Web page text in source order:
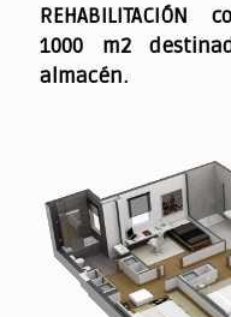
1000 m2
almacén.